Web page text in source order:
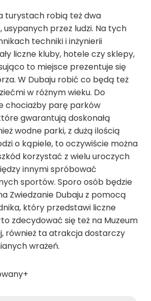
turystach robią też dwa
usypanych przez ludzi. Na tych
techniki i inżynierii
liczne kluby, hotele czy sklepy,
to miejsce prezentuje się
W Dubaju robić co będą też
w różnym wieku. Do
chociażby parę parków
gwarantują doskonałą
wodne parki, z dużą ilością
o kąpiele, to oczywiście można
korzystać z wielu uroczych
innymi spróbować
sportów. Sporo osób będzie
Zwiedzanie Dubaju z pomocą
który przedstawi liczne
zdecydować się też na Muzeum
również ta atrakcja dostarczy
wrażeń.